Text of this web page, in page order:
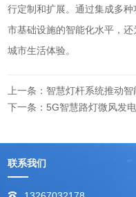
行定制和扩展。通过集成多
市基础设施的智能化水平，
城市生活体验。
上一条：智慧灯杆系统推动
下一条：5G智慧路灯微风发
联系我们